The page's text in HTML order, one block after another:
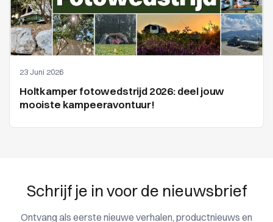
23 Juni 2026
Holtkamper fotowedstrijd 2026: deel jouw
mooiste kampeeravontuur!
Schrijf je in voor de nieuwsbrief
Ontvang als eerste nieuwe verhalen, productnieuws en